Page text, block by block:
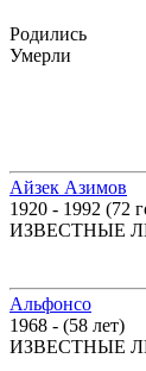
Родились
Умерли
Айзек Азимов
1920 - 1992 (72
ИЗВЕСТНЫЕ
Альфонсо
1968 - (58 лет)
ИЗВЕСТНЫЕ